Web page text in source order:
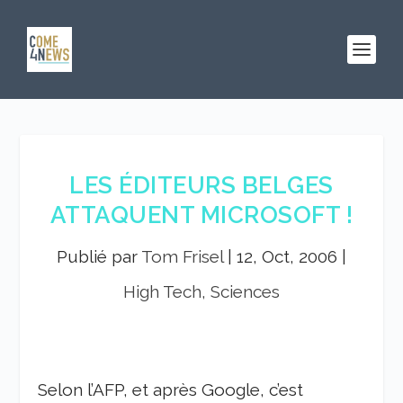
LES ÉDITEURS BELGES
ATTAQUENT MICROSOFT !
Publié par Tom Frisel| 12, Oct, 2006
High Tech, Sciences
Selon l’AFP, et après Google, c’est